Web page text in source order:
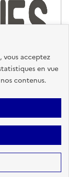
vous acceptez
en vue
contenus.
FAQ
sont sous